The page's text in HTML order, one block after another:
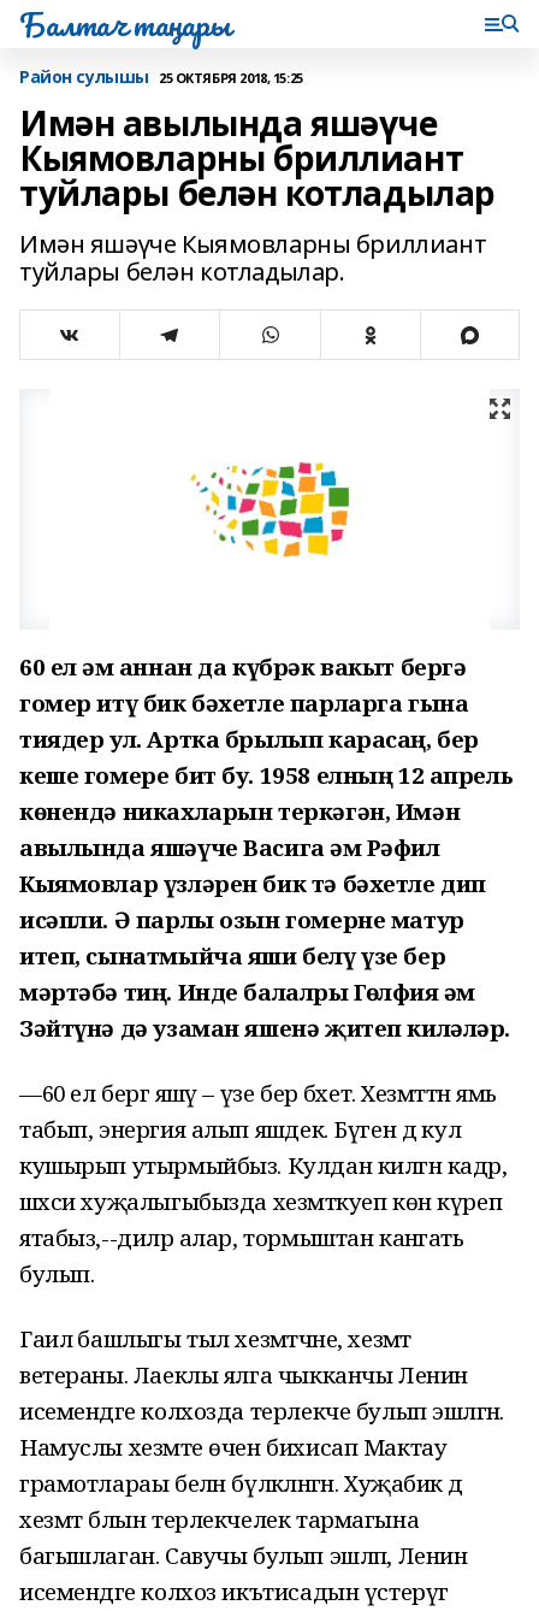
Балтач таңнары
Район сулышы 25 ОКТЯБРЯ 2018, 15:25
Имән авылында яшәүче
Кыямовларны бриллиант
туйлары белән котладылар
Имән яшәүче Кыямовларны бриллиант
туйлары белән котладылар.
60 ел һәм аннан да күбрәк вакыт бергә
гомер итү бик бәхетле парларга гына
тиядер ул. Артка брылып карасаң, бер
кеше гомере бит бу. 1958 елның 12 апрель
көнендә никахларын теркәгән, Имән
авылында яшәүче Васига һәм Рәфил
Кыямовлар үзләрен бик тә бәхетле дип
исәпли. Ә парлы озын гомерне матур
итеп, сынатмыйча яши белү үзе бер
мәртәбә тиң. Инде балалры Гөлфия һәм
Зәйтүнә дә узаман яшенә җитеп киләләр.
—60 ел бергә яшәү – үзе бер бәхет. Хезмәттән ямь
табып, энергия алып яшәдек. Бүген дә кул
кушырып утырмыйбыз. Кулдан килгән кадәр,
шәхси хуҗалыгыбызда хезмәткуеп көн күреп
ятабыз,--диләр алар, тормыштан канәгать
булып.
Гаилә башлыгы тыл хезмәтчәне, хезмәт
ветераны. Лаеклы ялга чыкканчы Ленин
исемендәге колхозда терлекче булып эшләгән.
Намуслы хезмәте өчен бихисап Мактау
грамотлараы белән бүләкләнгән. Хуҗабикә дә
хезмәт блын терлекчелек тармагына
багышлаган. Савучы булып эшләп, Ленин
исемендәге колхоз икътисадын үстерүгә